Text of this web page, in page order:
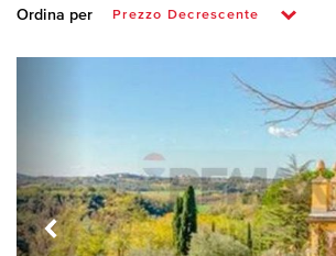
Ordina per